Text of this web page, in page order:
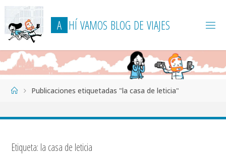
Saltar
contenido
A HÍVAMOS BLOG DE VIAJES
PáginaPublicaciones etiquetadas "la casa de leticia"
Etiqueta: la casa de leticia